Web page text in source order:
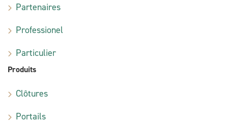
Partenaires
Professionel
Particulier
Produits
Clôtures
Portails